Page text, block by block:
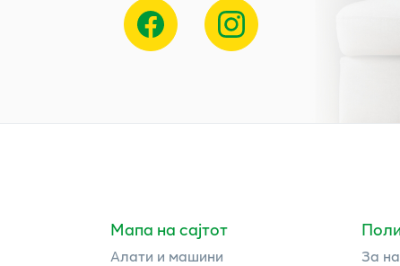
Мапа на сајтот
Алати и машини За